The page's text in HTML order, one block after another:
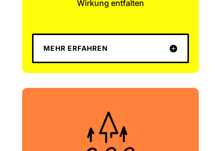
Wirkung entfalten
MEHR ERFAHREN